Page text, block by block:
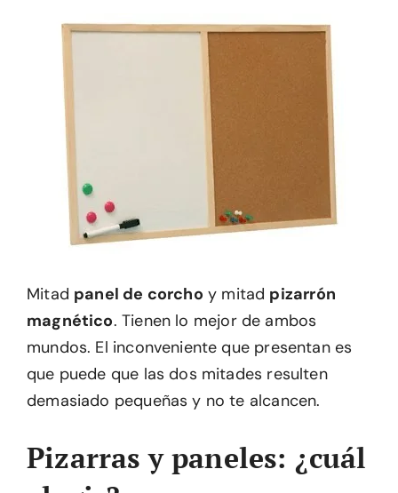
Mitad panel de corcho y mitad pizarrón
magnético. Tienen lo mejor de ambos
mundos. El inconveniente que presentan es
que puede que las dos mitades resulten
demasiado pequeñas y no te alcancen.
Pizarras y paneles: ¿cuál